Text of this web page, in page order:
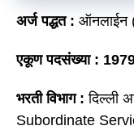
अर्ज पद्धत : ऑनलाईन
एकूण पदसंख्या :
भरती विभाग : दिल्ली
Subordinate